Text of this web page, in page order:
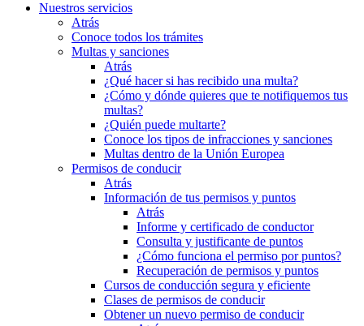
Nuestros servicios
Atrás
Conoce todos los trámites
Multas y sanciones
Atrás
¿Qué hacer si has recibido una multa?
¿Cómo y dónde quieres que te notifiquemos tus
multas?
¿Quién puede multarte?
Conoce los tipos de infracciones y sanciones
Multas dentro de la Unión Europea
Permisos de conducir
Atrás
Información de tus permisos y puntos
Atrás
Informe y certificado de conductor
Consulta y justificante de puntos
¿Cómo funciona el permiso por puntos?
Recuperación de permisos y puntos
Cursos de conducción segura y eficiente
Clases de permisos de conducir
Obtener un nuevo permiso de conducir